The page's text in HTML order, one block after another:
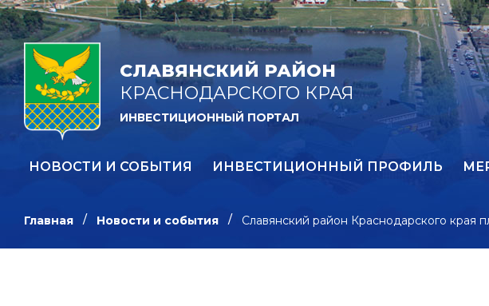
СЛАВЯНСКИЙ РАЙОН
КРАСНОДАРСКОГО КРАЯ
ИНВЕСТИЦИОННЫЙ ПОРТАЛ
НОВОСТИ И СОБЫТИЯ ИНВЕСТИЦИОННЫЙ ПРОФИЛЬ
Главная Новости и события Славянский район Краснодарского края